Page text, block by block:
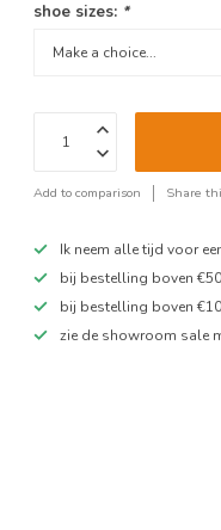
shoe sizes: *
Add to comparison Share
Ik neem alle tijd voor
bij bestelling boven
bij bestelling boven
zie de showroom sale